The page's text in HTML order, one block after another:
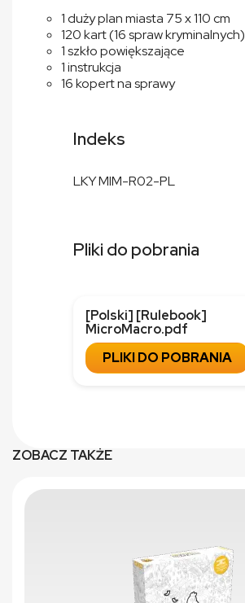
1 duży plan miasta 75 x 110 cm
120 kart (16 spraw kryminalnych)
1 szkło powiększające
1 instrukcja
16 kopert na sprawy
Indeks
LKY MIM-R02-PL
Pliki do pobrania
[Polski] [Rulebook]
MicroMacro.pdf
PLIKI DO POBRANIA
ZOBACZ TAKŻE